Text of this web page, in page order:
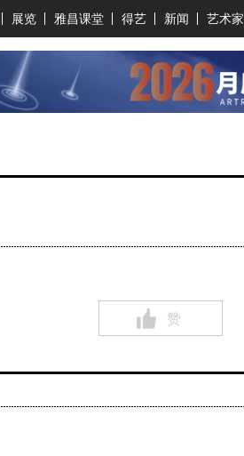
展览 雅昌课堂 得艺 新闻 艺术家
赞